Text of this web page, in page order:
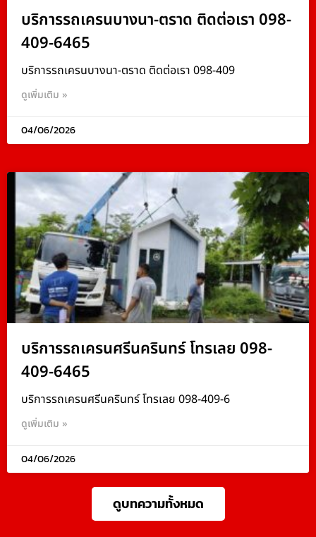
บริการรถเครนบางนา-ตราด ติดต่อเรา 098-
409-6465
บริการรถเครนบางนา-ตราด ติดต่อเรา 098-409
ดูเพิ่มเติม »
04/06/2026
บริการรถเครนศรีนครินทร์ โทรเลย 098-
409-6465
บริการรถเครนศรีนครินทร์ โทรเลย 098-409-6
ดูเพิ่มเติม »
04/06/2026
ดูบทความทั้งหมด